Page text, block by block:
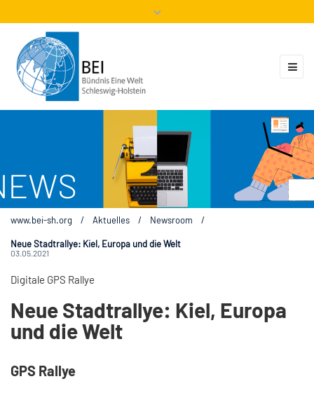
Mitglieder
www.bei-sh.org / Aktuelles / Newsroom /
Neue Stadtrallye: Kiel, Europa und die Welt
03.05.2021
Digitale GPS Rallye
Neue Stadtrallye: Kiel, Europa
und die Welt
GPS Rallye